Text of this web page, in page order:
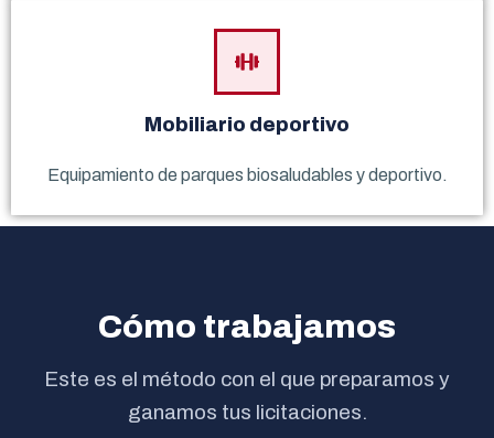
Mobiliario deportivo
Equipamiento de parques biosaludables y deportivo.
Cómo trabajamos
Este es el método con el que preparamos y
ganamos tus licitaciones.